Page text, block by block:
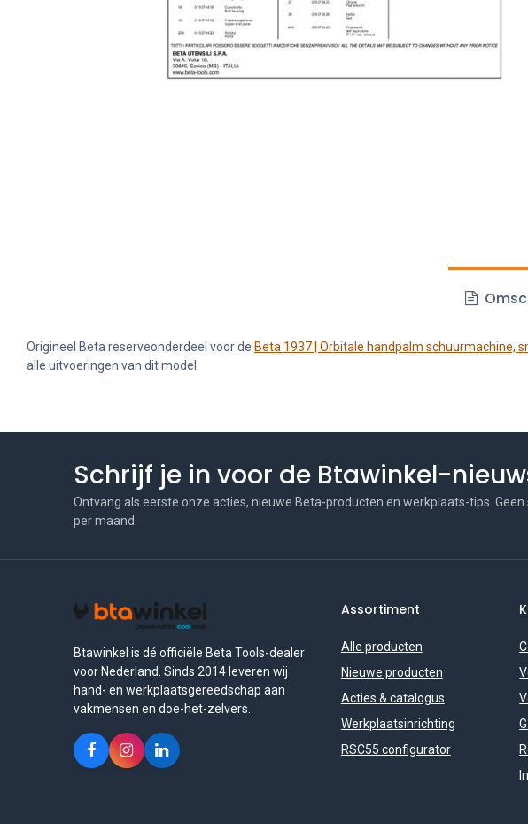
Origineel Beta reserveonderdeel voor de Beta 1937 | Orbitale handpalm schuurmachine,
alle uitvoeringen van dit model.
Schrijf je in voor de Btawinkel-
Ontvang als eerste onze acties, nieuwe Beta-producten en werkplaats-tips.
per maand.
Btawinkel is dé officiële Beta Tools-dealer
voor Nederland. Sinds 2014 leveren wij
hand- en werkplaatsgereedschap aan
vakmensen en doe-het-zelvers.
Assortiment
Alle producten
Nieuwe producten
Acties & catalogus
Werkplaatsinrichting
RSC55 configurator